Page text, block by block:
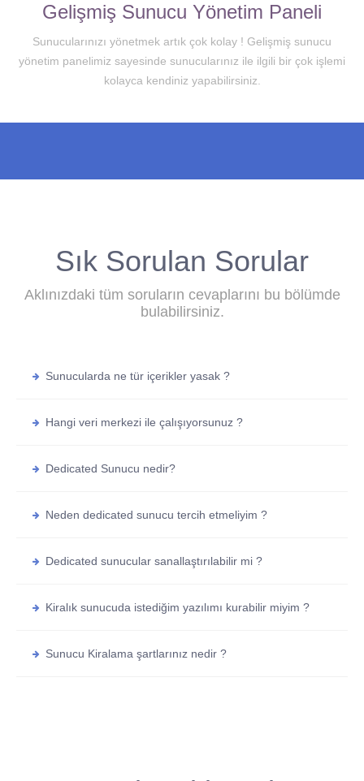
Gelişmiş Sunucu Yönetim Paneli
Sunucularınızı yönetmek artık çok kolay ! Gelişmiş sunucu
yönetim panelimiz sayesinde sunucularınız ile ilgili bir çok işlemi
kolayca kendiniz yapabilirsiniz.
Sık Sorulan Sorular
Aklınızdaki tüm soruların cevaplarını bu bölümde
bulabilirsiniz.
Sunucularda ne tür içerikler yasak ?
Hangi veri merkezi ile çalışıyorsunuz ?
Dedicated Sunucu nedir?
Neden dedicated sunucu tercih etmeliyim ?
Dedicated sunucular sanallaştırılabilir mi ?
Kiralık sunucuda istediğim yazılımı kurabilir miyim ?
Sunucu Kiralama şartlarınız nedir ?